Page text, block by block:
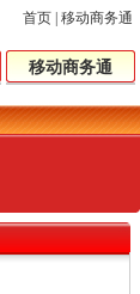
首页 移动商务通
移动商务通